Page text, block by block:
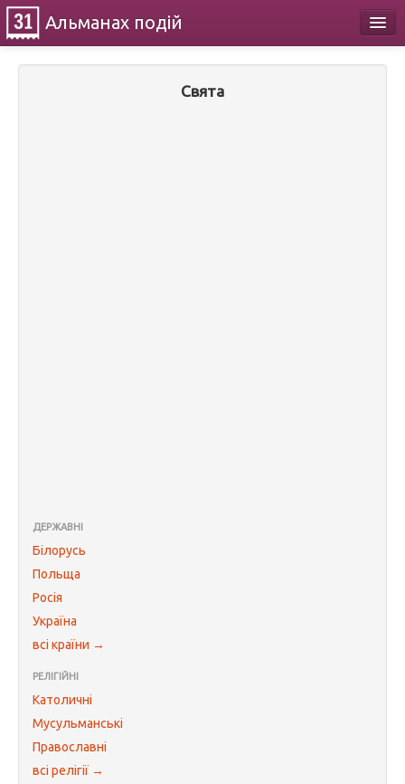
Альманах подій
Свята
ДЕРЖАВНІ
Білорусь
Польща
Росія
Україна
всі країни →
РЕЛІГІЙНІ
Католичні
Мусульманські
Православні
всі релігії →